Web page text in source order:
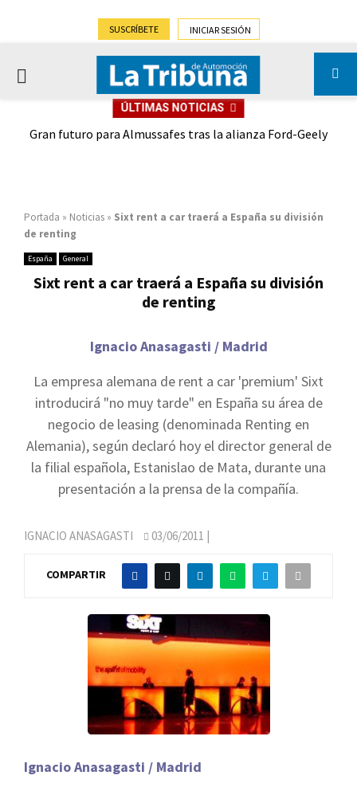
SUSCRÍBETE INICIAR SESIÓN
PRIMARY
ÚLTIMAS NOTICIAS
Gran futuro para Almussafes tras la alianza Ford-Geely
Portada » Noticias » Sixt rent a car traerá a España su división
de renting
España General
Sixt rent a car traerá a España su división
de renting
Ignacio Anasagasti / Madrid
La empresa alemana de rent a car 'premium' Sixt
introducirá "no muy tarde" en España su área de
negocio de leasing (denominada Renting en
Alemania), según declaró hoy el director general de
la filial española, Estanislao de Mata, durante una
presentación a la prensa de la compañía.
IGNACIO ANASAGASTI 03/06/2011 |
COMPARTIR
Ignacio Anasagasti / Madrid